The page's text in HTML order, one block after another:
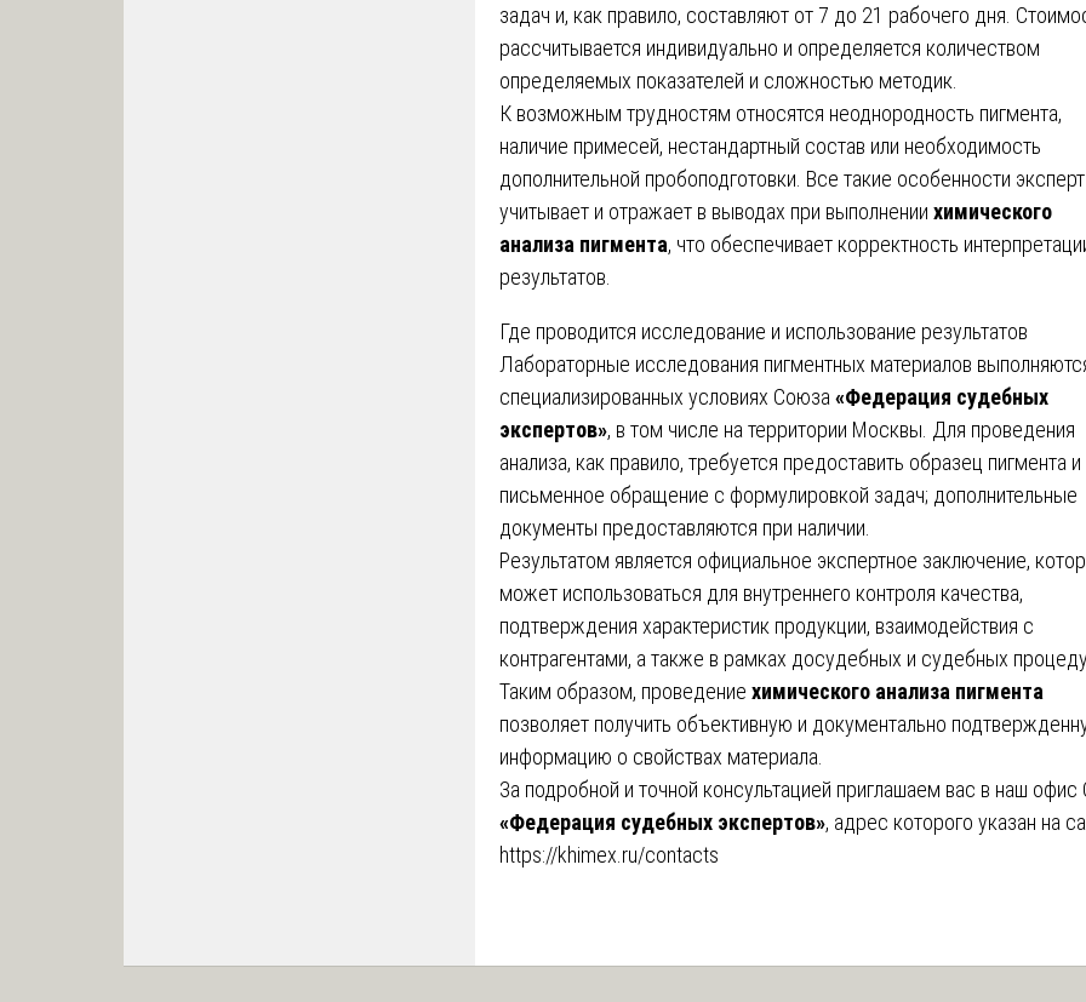
задач и, как правило, составляют от 7 до 21 рабочего дня.
рассчитывается индивидуально и определяется количеством
определяемых показателей и сложностью методик.
К возможным трудностям относятся неоднородность пигмента,
наличие примесей, нестандартный состав или необходимость
дополнительной пробоподготовки. Все такие особенности эксперт
учитывает и отражает в выводах при выполнении химического
анализа пигмента, что обеспечивает корректность
результатов.
Где проводится исследование и использование результатов
Лабораторные исследования пигментных материалов
специализированных условиях Союза «Федерация судебных
экспертов», в том числе на территории Москвы. Для проведения
анализа, как правило, требуется предоставить образец пигмента и
письменное обращение с формулировкой задач; дополнительные
документы предоставляются при наличии.
Результатом является официальное экспертное заключение,
может использоваться для внутреннего контроля качества,
подтверждения характеристик продукции, взаимодействия с
контрагентами, а также в рамках досудебных и судебных
Таким образом, проведение химического анализа пигмента
позволяет получить объективную и документально
информацию о свойствах материала.
За подробной и точной консультацией приглашаем вас в наш
«Федерация судебных экспертов», адрес которого указан на
https://khimex.ru/contacts